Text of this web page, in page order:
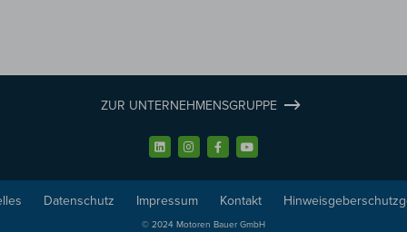
ZUR UNTERNEHMENSGRUPPE
© 2024 Motoren Bauer GmbH
Datenschutz Impressum Kontakt